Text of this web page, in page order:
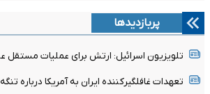
پربازدیدها
تلویزیون اسرائیل: ارتش برای عملیات مستقل
تعهدات غافلگیرکننده ایران به آمریکا درباره